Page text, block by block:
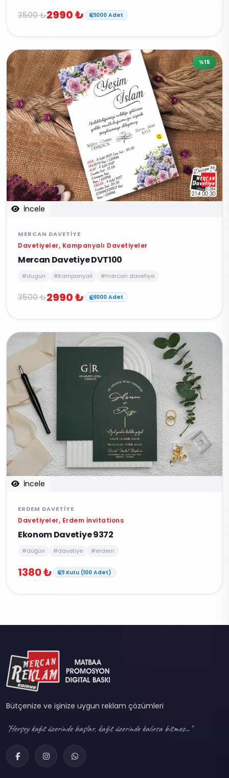
3500 ₺2990 ₺ 1000 Adet
İncele
%15
MERCAN DAVETIYE
Davetiyeler, Kampanyalı Davetiyeler
Mercan Davetiye DVT100
#dugun #kampanyali #mercan davetiye
3500 ₺2990 ₺ 1000 Adet
İncele
ERDEM DAVETIYE
Davetiyeler, Erdem İnvitations
Ekonom Davetiye 9372
#düğün #davetiye #erdem
1380 ₺ 1 Kutu (100 Adet)
Bütçenize ve işinize uygun reklam çözümleri
"Herşey kağıt üzerinde başlar, kağıt üzerinde kalırsa bitmez..."